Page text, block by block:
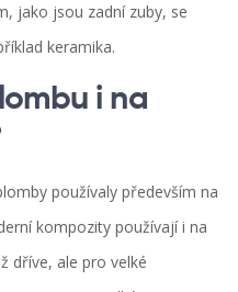
jako jsou zadní zuby, se
keramika.
i na
používaly především na
kompozity používají i na
dříve, ale pro velké